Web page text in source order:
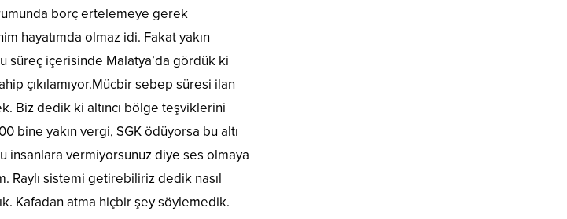
borç ertelemeye gerek
hayatımda olmaz idi. Fakat yakın
süreç içerisinde Malatya’da gördük ki
çıkılamıyor.Mücbir sebep süresi ilan
Biz dedik ki altıncı bölge teşviklerini
bine yakın vergi, SGK ödüyorsa bu altı
insanlara vermiyorsunuz diye ses olmaya
Raylı sistemi getirebiliriz dedik nasıl
Kafadan atma hiçbir şey söylemedik.